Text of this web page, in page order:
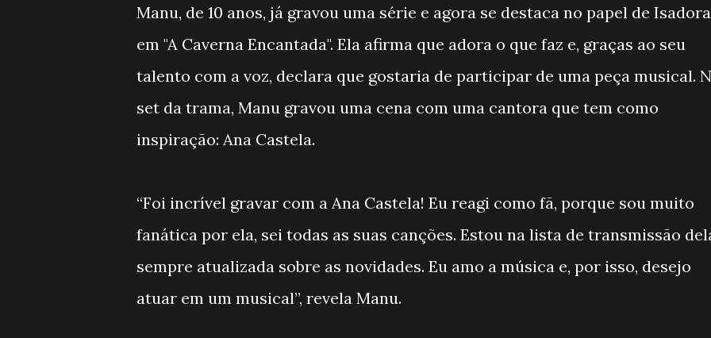
Manu, de 10 anos, já gravou uma série e agora se destaca no papel de Isadora
em "A Caverna Encantada". Ela afirma que adora o que faz e, graças ao seu
talento com a voz, declara que gostaria de participar de uma peça musical.
set da trama, Manu gravou uma cena com uma cantora que tem como
inspiração: Ana Castela.
“Foi incrível gravar com a Ana Castela! Eu reagi como fã, porque sou muito
fanática por ela, sei todas as suas canções. Estou na lista de transmissão
sempre atualizada sobre as novidades. Eu amo a música e, por isso, desejo
atuar em um musical”, revela Manu.